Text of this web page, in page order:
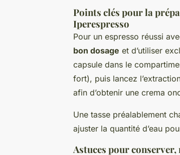
Points clés pour la
Iperespresso
Pour un espresso réussi
bon dosage et d’utiliser
capsule dans le
fort), puis lancez
afin d’obtenir une crema
Une tasse préalablement
ajuster la quantité d’eau
Astuces pour